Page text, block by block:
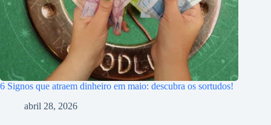
6 Signos que atraem dinheiro em maio: descubra os sortudos!
abril 28, 2026